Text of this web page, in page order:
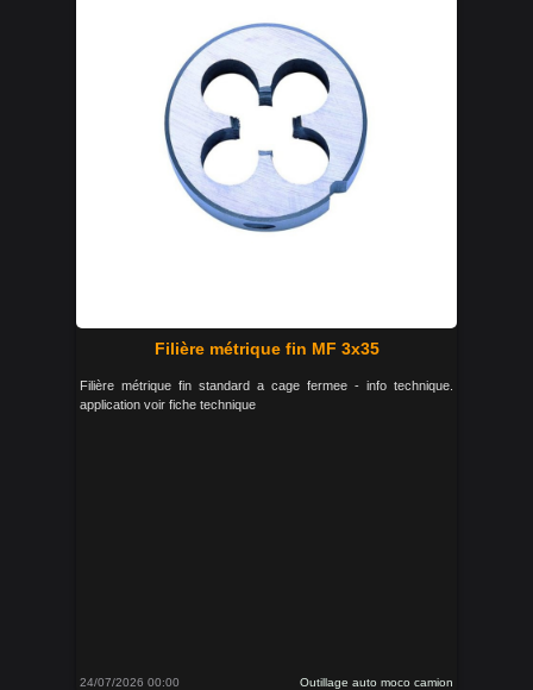
Filière métrique fin MF 3x35
Filière métrique fin standard a cage fermee - info technique.
application voir fiche technique
24/07/2026 00:00 Outillage auto moco camion